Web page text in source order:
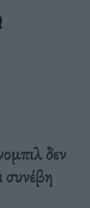
δεν
συνέβη